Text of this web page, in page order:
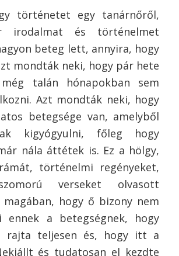
történetet egy tanárnőről,
irodalmat és történelmet
beteg lett, annyira, hogy
mondták neki, hogy pár hete
talán hónapokban sem
Azt mondták neki, hogy
betegsége van, amelyből
kigyógyulni, főleg hogy
nála áttétek is. Ez a hölgy,
történelmi regényeket,
verseket olvasott
magában, hogy ő bizony nem
ennek a betegségnek, hogy
rajta teljesen és, hogy itt a
és tudatosan el kezdte